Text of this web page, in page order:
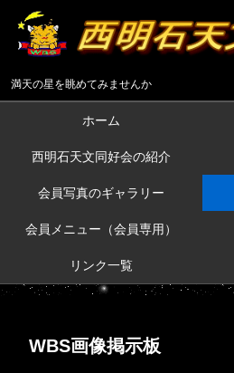
満天の星を眺めてみませんか
ホーム
西明石天文同好会の紹介
会員写真のギャラリー
会員メニュー（会員専用）
リンク一覧
WBS画像掲示板